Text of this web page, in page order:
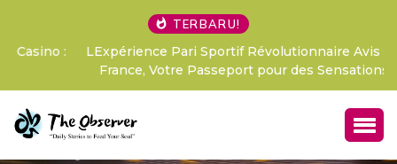
TERBARU!
LExpérience Pari Sportif Révolutionnaire Avis Betify
France, Votre Passeport pour des Sensations Fo